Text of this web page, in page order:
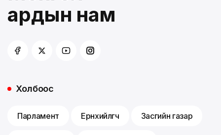
ардын нам
Холбоос
Парламент Ерөнхийлөгч Засгийн газар